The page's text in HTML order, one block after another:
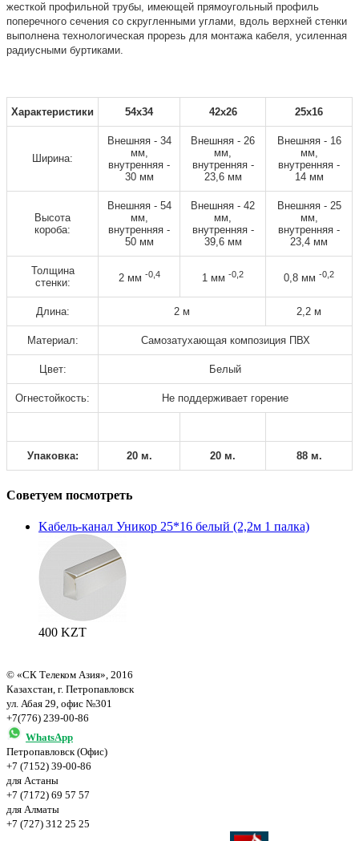
жесткой профильной трубы, имеющей прямоугольный профиль
поперечного сечения со скругленными углами, вдоль верхней стенки
выполнена технологическая прорезь для монтажа кабеля, усиленная
радиусными буртиками.
Характеристики 54х34 42х26 25х16
Ширина:
Внешняя - 34
мм,
внутренняя -
30 мм
Внешняя - 26
мм,
внутренняя -
23,6 мм
Внешняя - 16
мм,
внутренняя -
14 мм
Высота
короба:
Внешняя - 54
мм,
внутренняя -
50 мм
Внешняя - 42
мм,
внутренняя -
39,6 мм
Внешняя - 25
мм,
внутренняя -
23,4 мм
Толщина
стенки:
2 мм -0,4 1 мм -0,2 0,8 мм -0,2
Длина: 2 м 2,2 м
Материал: Самозатухающая композиция ПВХ
Цвет: Белый
Огнестойкость: Не поддерживает горение
Упаковка: 20 м. 20 м. 88 м.
Советуем посмотреть
Kaбель-канал Уникор 25*16 белый (2,2м 1 палка)
400 KZT
© «СК Телеком Азия», 2016
Казахстан, г. Петропавловск
ул. Абая 29, офис №301
+7(776) 239-00-86
WhatsApp
Петропавловск (Офис)
+7 (7152) 39-00-86
для Астаны
+7 (7172) 69 57 57
для Алматы
+7 (727) 312 25 25